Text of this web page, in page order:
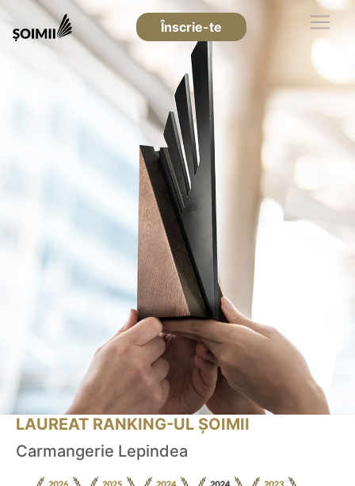
Înscrie-te
LAUREAT RANKING-UL ȘOIMII
Carmangerie Lepindea